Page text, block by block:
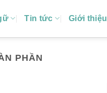
Tin tức Giới thiệu
PHẦN